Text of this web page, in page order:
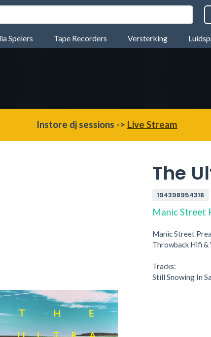
Spelers Tape Recorders Versterking
Instore dj sessions -> Live Stream
The
194398954318
Manic Street
Manic Street
Throwback Hifi &
Tracks:
Still Snowing In